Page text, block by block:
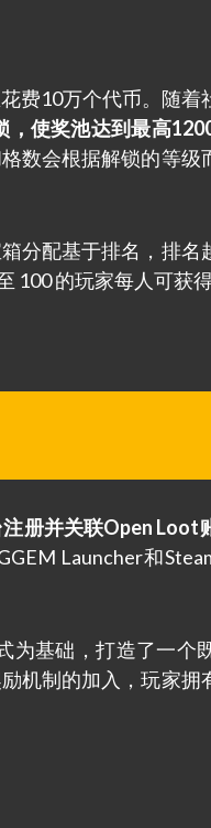
费10万个代币。随
使奖池达到最高
数会根据解锁的等
分配基于排名，排名
100 的玩家每人可获得
册并关联Open Loot
Launcher和
为基础，打造了一
机制的加入，玩家